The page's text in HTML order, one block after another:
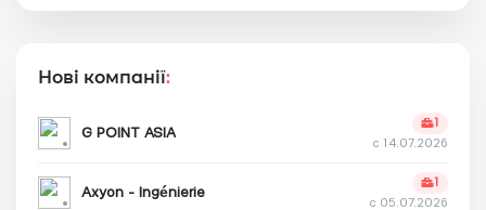
Нові компанії:
G POINT ASIA
1
с 14.07.2026
Axyon - Ingénierie
1
с 05.07.2026